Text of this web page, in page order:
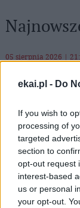
ekai.pl - Do
If you wish to
processing of
targeted
section to
opt-out request
interest-based
us or personal
your opt-out.
05 sierpnia 2026 |
05 sierpnia 2026 |
Kard. Makrickas
05 sierpnia 2026 |
Coraz więcej
problem przez